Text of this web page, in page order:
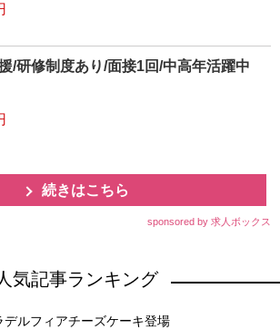
/研修制度あり/面接1回/中高年活躍中
続きはこちら
sponsored by 求人ボックス
気記事ランキング
デルフィアチーズケーキ登場